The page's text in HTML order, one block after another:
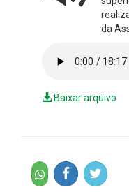
da
Baixar arquivo